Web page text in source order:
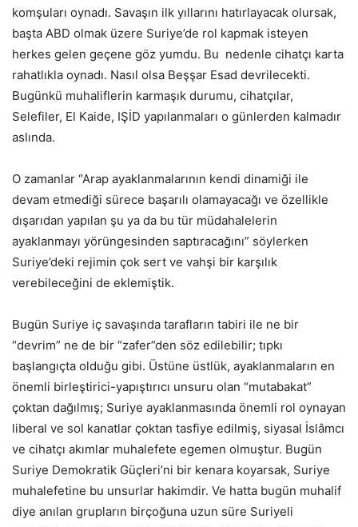
komşuları oynadı. Savaşın ilk yıllarını hatırlayacak olursak,
başta ABD olmak üzere Suriye’de rol kapmak isteyen
herkes gelen geçene göz yumdu. Bu nedenle cihatçı karta
rahatlıkla oynadı. Nasıl olsa Beşşar Esad devrilecekti.
Bugünkü muhaliflerin karmaşık durumu, cihatçılar,
Selefiler, El Kaide, IŞİD yapılanmaları o günlerden kalmadır
aslında.
O zamanlar “Arap ayaklanmalarının kendi dinamiği ile
devam etmediği sürece başarılı olamayacağı ve özellikle
dışarıdan yapılan şu ya da bu tür müdahalelerin
ayaklanmayı yörüngesinden saptıracağını” söylerken
Suriye’deki rejimin çok sert ve vahşi bir karşılık
verebileceğini de eklemiştik.
Bugün Suriye iç savaşında tarafların tabiri ile ne bir
“devrim” ne de bir “zafer”den söz edilebilir; tıpkı
başlangıçta olduğu gibi. Üstüne üstlük, ayaklanmaların en
önemli birleştirici-yapıştırıcı unsuru olan “mutabakat”
çoktan dağılmış; Suriye ayaklanmasında önemli rol oynayan
liberal ve sol kanatlar çoktan tasfiye edilmiş, siyasal İslâmcı
ve cihatçı akımlar muhalefete egemen olmuştur. Bugün
Suriye Demokratik Güçleri’ni bir kenara koyarsak, Suriye
muhalefetine bu unsurlar hakimdir. Ve hatta bugün muhalif
diye anılan grupların birçoğuna uzun süre Suriyeli